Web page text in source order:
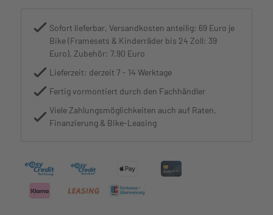
Sofort lieferbar, Versandkosten anteilig: 69 Euro je
Bike (Framesets & Kinderräder bis 24 Zoll: 39
Euro), Zubehör: 7,90 Euro
Lieferzeit: derzeit 7 - 14 Werktage
Fertig vormontiert durch den Fachhändler
Viele Zahlungsmöglichkeiten auch auf Raten,
Finanzierung & Bike-Leasing